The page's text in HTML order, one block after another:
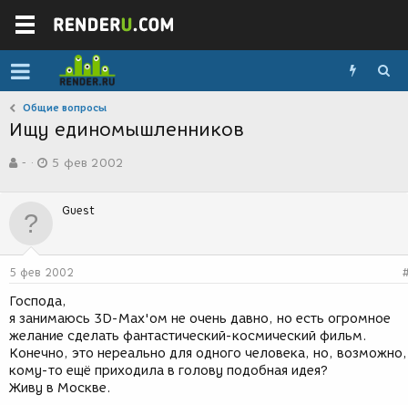
Общие вопросы
Ищу единомышленников
в
р
м
ы
-
а
д
н
и
я
5 фев 2002
Guest
5 фев 2002
Господа,
я занимаюсь 3D-Max'ом не очень давно, но есть огромное
желание сделать фантастический-космический фильм.
Конечно, это нереально для одного человека, но, возможно,
кому-то ещё приходила в голову подобная идея?
Живу в Москве.